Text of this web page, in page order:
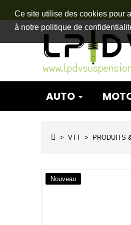
Ce site utilise des cookies pour
à notre politique de
AUTO
VTT PRODUITS
Nouveau